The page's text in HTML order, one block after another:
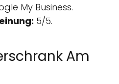
My Business.
5/5.
Am